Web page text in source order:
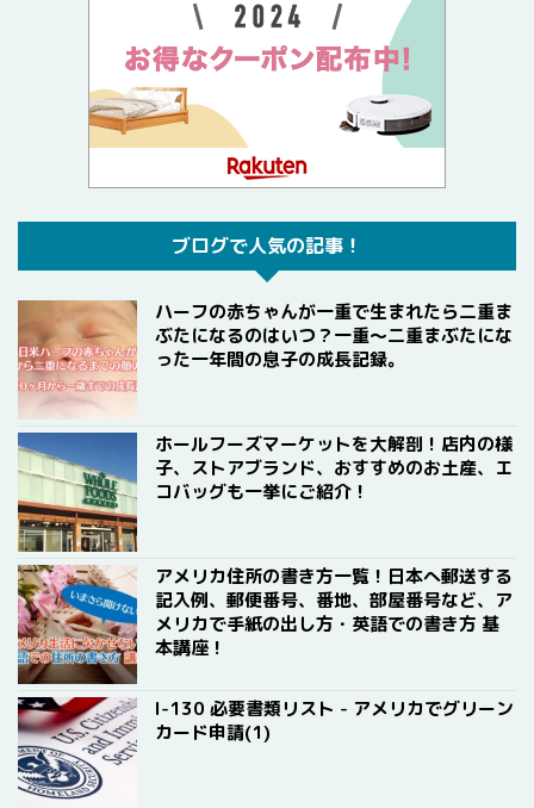
ブログで人気の記事！
ハーフの赤ちゃんが一重で生まれたら二重ま
ぶたになるのはいつ？一重〜二重まぶたにな
った一年間の息子の成長記録。
ホールフーズマーケットを大解剖！店内の様
子、ストアブランド、おすすめのお土産、エ
コバッグも一挙にご紹介！
アメリカ住所の書き方一覧！日本へ郵送する
記入例、郵便番号、番地、部屋番号など、ア
メリカで手紙の出し方・英語での書き方 基
本講座！
I-130 必要書類リスト - アメリカでグリーン
カード申請(1)